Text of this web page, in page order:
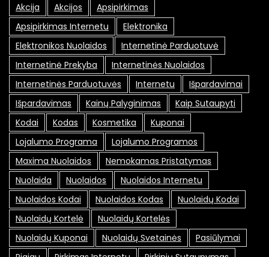
Akcija Akcijos
Apsipirkimas
Apsipirkimas Internetu
Elektronika
Elektronikos Nuolaidos
Internetinė Parduotuvė
Internetinė Prekyba
Internetinės Nuolaidos
Internetinės Parduotuvės
Internetu
Išpardavimai
Išpardavimas
Kainų Palyginimas
Kaip Sutaupyti
Kodai
Kodas Kosmetika
Kuponai
Lojalumo Programa
Lojalumo Programos
Maxima Nuolaidos
Nemokamas Pristatymas
Nuolaida
Nuolaidos
Nuolaidos Internetu
Nuolaidos Kodai
Nuolaidos Kodas
Nuolaidų Kodai
Nuolaidų Kortelė
Nuolaidų Kortelės
Nuolaidų Kuponai
Nuolaidų Svetainės
Pasiūlymai